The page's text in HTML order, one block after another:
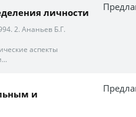
личности
2. Ананьев Б.Г.
аспекты
и